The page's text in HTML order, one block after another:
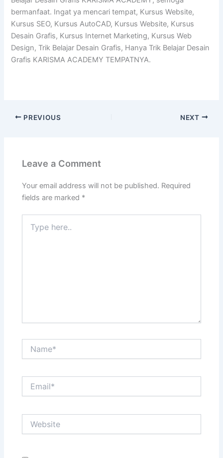
bermanfaat. Ingat ya mencari tempat, Kursus Website,
Kursus SEO, Kursus AutoCAD, Kursus Website, Kursus
Desain Grafis, Kursus Internet Marketing, Kursus Web
Design, Trik Belajar Desain Grafis, Hanya Trik Belajar Desain
Grafis KARISMA ACADEMY TEMPATNYA.
PREVIOUS NEXT
Leave a Comment
Your email address will not be published. Required
fields are marked *
here..